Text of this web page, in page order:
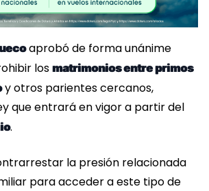
aprobó de forma unánime
los matrimonios entre primos
y otros parientes cercanos,
que entrará en vigor a partir del
.
la presión relacionada
para acceder a este tipo de